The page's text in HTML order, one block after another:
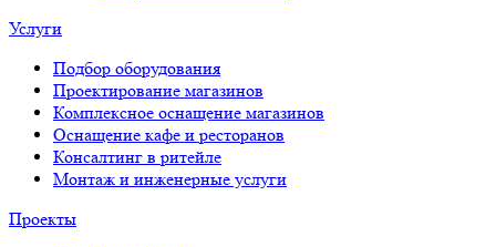
Услуги
Подбор оборудования
Проектирование магазинов
Комплексное оснащение магазинов
Оснащение кафе и ресторанов
Консалтинг в ритейле
Монтаж и инженерные услуги
Проекты